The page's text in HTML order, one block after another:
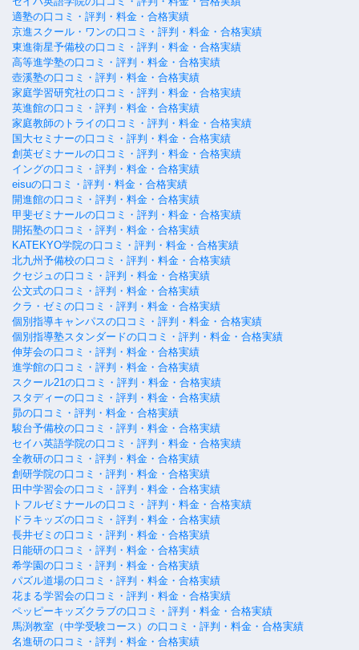
適塾の口コミ・評判・料金・合格実績
京進スクール・ワンの口コミ・評判・料金・合格実績
東進衛星予備校の口コミ・評判・料金・合格実績
高等進学塾の口コミ・評判・料金・合格実績
壺溪塾の口コミ・評判・料金・合格実績
家庭学習研究社の口コミ・評判・料金・合格実績
英進館の口コミ・評判・料金・合格実績
家庭教師のトライの口コミ・評判・料金・合格実績
国大セミナーの口コミ・評判・料金・合格実績
創英ゼミナールの口コミ・評判・料金・合格実績
イングの口コミ・評判・料金・合格実績
eisuの口コミ・評判・料金・合格実績
開進館の口コミ・評判・料金・合格実績
甲斐ゼミナールの口コミ・評判・料金・合格実績
開拓塾の口コミ・評判・料金・合格実績
KATEKYO学院の口コミ・評判・料金・合格実績
北九州予備校の口コミ・評判・料金・合格実績
クセジュの口コミ・評判・料金・合格実績
公文式の口コミ・評判・料金・合格実績
クラ・ゼミの口コミ・評判・料金・合格実績
個別指導キャンパスの口コミ・評判・料金・合格実績
個別指導塾スタンダードの口コミ・評判・料金・合格実績
伸芽会の口コミ・評判・料金・合格実績
進学館の口コミ・評判・料金・合格実績
スクール21の口コミ・評判・料金・合格実績
スタディーの口コミ・評判・料金・合格実績
昴の口コミ・評判・料金・合格実績
駿台予備校の口コミ・評判・料金・合格実績
セイハ英語学院の口コミ・評判・料金・合格実績
全教研の口コミ・評判・料金・合格実績
創研学院の口コミ・評判・料金・合格実績
田中学習会の口コミ・評判・料金・合格実績
トフルゼミナールの口コミ・評判・料金・合格実績
ドラキッズの口コミ・評判・料金・合格実績
長井ゼミの口コミ・評判・料金・合格実績
日能研の口コミ・評判・料金・合格実績
希学園の口コミ・評判・料金・合格実績
パズル道場の口コミ・評判・料金・合格実績
花まる学習会の口コミ・評判・料金・合格実績
ペッピーキッズクラブの口コミ・評判・料金・合格実績
馬渕教室（中学受験コース）の口コミ・評判・料金・合格実績
名進研の口コミ・評判・料金・合格実績